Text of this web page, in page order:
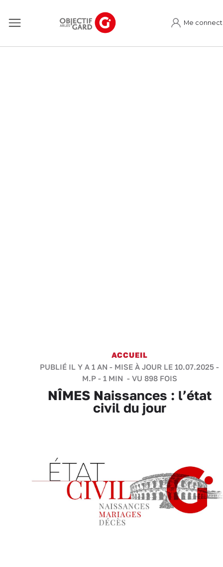
Me
ACCUEIL
PUBLIÉ IL Y A 1 AN - MISE À JOUR LE 10.07.2025 -
M.P- 1 MIN - VU 898 FOIS
NÎMES Naissances : l’état
civil du jour